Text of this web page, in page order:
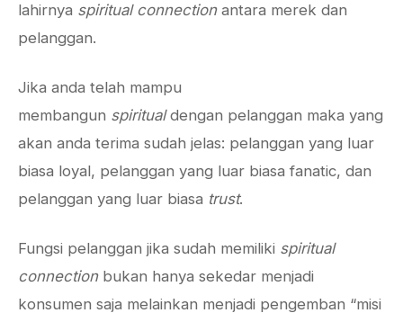
lahirnya spiritual connectionantara merek dan
pelanggan.
Jika anda telah mampu
membangun spiritualdengan pelanggan maka yang
akan anda terima sudah jelas: pelanggan yang luar
biasa loyal, pelanggan yang luar biasa fanatic, dan
pelanggan yang luar biasa trust.
Fungsi pelanggan jika sudah memiliki spiritual
connection bukan hanya sekedar menjadi
konsumen saja melainkan menjadi pengemban “misi